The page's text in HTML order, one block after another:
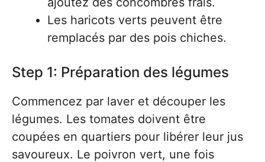
Les haricots verts peuvent être
remplacés par des pois chiches.
Step 1: Préparation des légumes
Commencez par laver et découper les
légumes. Les tomates doivent être
coupées en quartiers pour libérer leur jus
savoureux. Le poivron vert, une fois